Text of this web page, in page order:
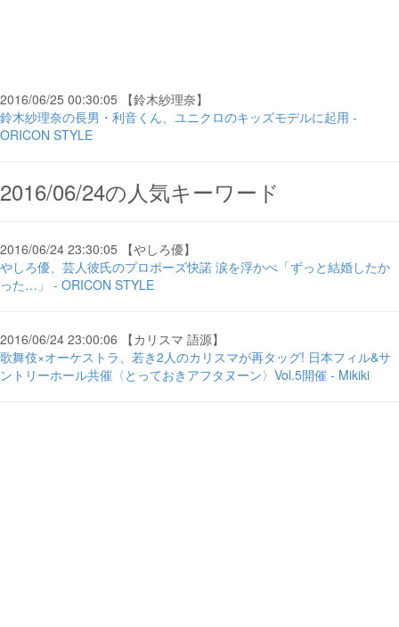
2016/06/25 00:30:05 【鈴木紗理奈】
鈴木紗理奈の長男・利音くん、ユニクロのキッズモデルに起用 -
ORICON STYLE
2016/06/24の人気キーワード
2016/06/24 23:30:05 【やしろ優】
やしろ優、芸人彼氏のプロポーズ快諾 涙を浮かべ「ずっと結婚したか
った…」 - ORICON STYLE
2016/06/24 23:00:06 【カリスマ 語源】
歌舞伎×オーケストラ、若き2人のカリスマが再タッグ! 日本フィル&サ
ントリーホール共催〈とっておきアフタヌーン〉Vol.5開催 - Mikiki